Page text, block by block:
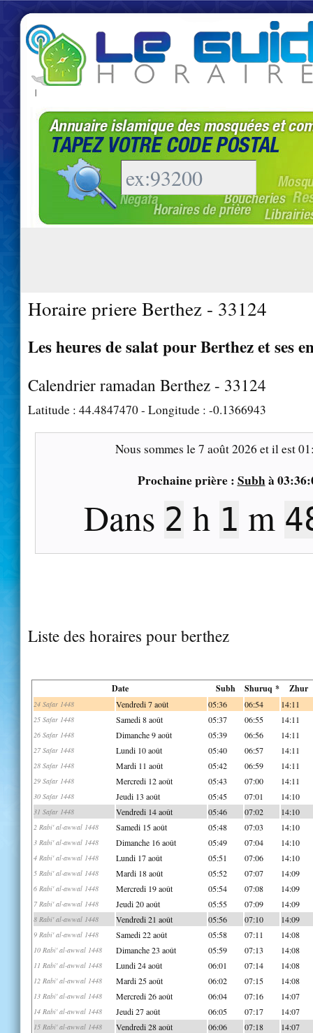
|
Horaire priere Berthez - 33124
Les heures de salat pour Berthez et ses
Calendrier ramadan Berthez - 33124
Latitude : 44.4847470- Longitude : -0.1366943
Nous sommes le7 août 2026 et il est
Prochaine prière : Subhà
Dans 2 h 1 m
Liste des horaires pour berthez
Date Subh Shuruq * Zhur
24 Safar 1448 Vendredi 7 août 05:36 06:54 14:11
25 Safar 1448 Samedi 8 août 05:37 06:55 14:11
26 Safar 1448 Dimanche 9 août 05:39 06:56 14:11
27 Safar 1448 Lundi 10 août 05:40 06:57 14:11
28 Safar 1448 Mardi 11 août 05:42 06:59 14:11
29 Safar 1448 Mercredi 12 août 05:43 07:00 14:11
30 Safar 1448 Jeudi 13 août 05:45 07:01 14:10
31 Safar 1448 Vendredi 14 août 05:46 07:02 14:10
2 Rabi' al-awwal 1448 Samedi 15 août 05:48 07:03 14:10
3 Rabi' al-awwal 1448 Dimanche 16 août 05:49 07:04 14:10
4 Rabi' al-awwal 1448 Lundi 17 août 05:51 07:06 14:10
5 Rabi' al-awwal 1448 Mardi 18 août 05:52 07:07 14:09
6 Rabi' al-awwal 1448 Mercredi 19 août 05:54 07:08 14:09
7 Rabi' al-awwal 1448 Jeudi 20 août 05:55 07:09 14:09
8 Rabi' al-awwal 1448 Vendredi 21 août 05:56 07:10 14:09
9 Rabi' al-awwal 1448 Samedi 22 août 05:58 07:11 14:08
10 Rabi' al-awwal 1448 Dimanche 23 août 05:59 07:13 14:08
11 Rabi' al-awwal 1448 Lundi 24 août 06:01 07:14 14:08
12 Rabi' al-awwal 1448 Mardi 25 août 06:02 07:15 14:08
13 Rabi' al-awwal 1448 Mercredi 26 août 06:04 07:16 14:07
14 Rabi' al-awwal 1448 Jeudi 27 août 06:05 07:17 14:07
15 Rabi' al-awwal 1448 Vendredi 28 août 06:06 07:18 14:07